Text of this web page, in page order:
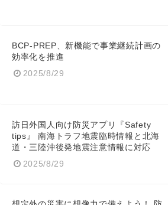
BCP-PREP、新機能で事業継続計画の
効率化を推進
2025/8/29
訪日外国人向け防災アプリ『Safety
tips』 南海トラフ地震臨時情報と北海
道・三陸沖後発地震注意情報に対応
2025/8/29
Japanese